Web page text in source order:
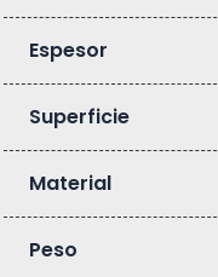
Espesor
Superficie
Material
Peso